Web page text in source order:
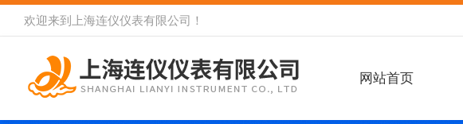
欢迎来到 上海连仪仪表有限公司 ！
网站首页